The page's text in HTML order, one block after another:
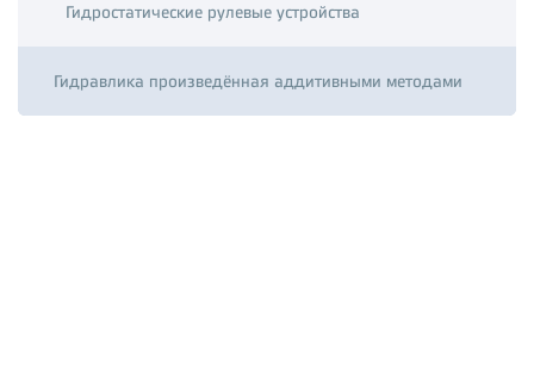
Гидростатические рулевые устройства
Гидравлика произведённая аддитивными методами